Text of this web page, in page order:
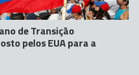
de Transição
pelos EUA para a